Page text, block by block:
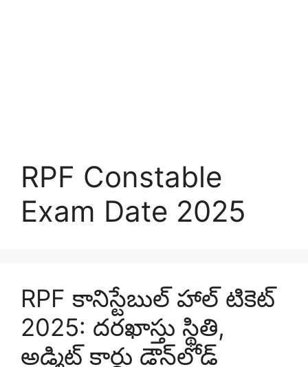
RPF Constable
Exam Date 2025
RPF కానిస్టేబుల్ హాల్ టికెట్
2025: దరఖాస్తు స్థితి,
అడ్మిట్ కార్డు డౌన్‌లోడ్